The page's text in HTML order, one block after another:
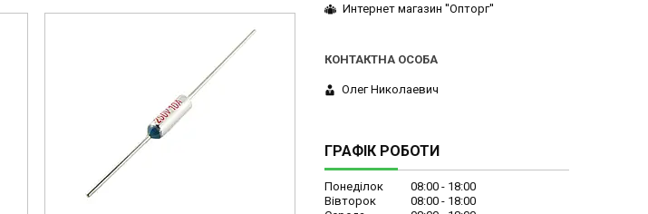
Интернет магазин ''Опторг''
Олег Николаевич
ГРАФІК РОБОТИ
Понеділок 08:00
18:00
Вівторок
08:00
18:00